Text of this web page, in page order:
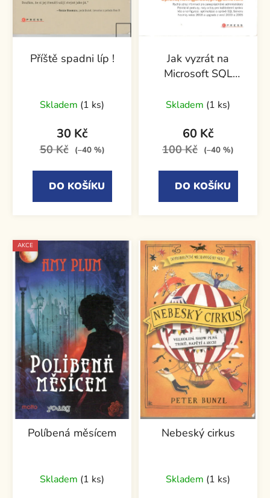
Příště spadni líp !
Skladem (1 ks)
30 Kč
50 Kč (–40 %)
DO KOŠÍKU
Jak vyzrát na
Microsoft SQL
Skladem (1 ks)
60 Kč
100 Kč (–40 %)
DO KOŠÍKU
AKCE
Políbená měsícem
Skladem (1 ks)
Nebeský cirkus
Skladem (1 ks)